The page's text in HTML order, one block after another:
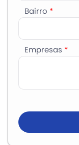
Bairro *
Empresas *